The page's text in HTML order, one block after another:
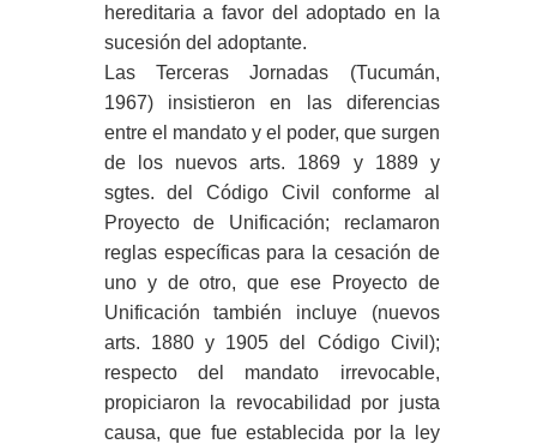
hereditaria a favor del adoptado en la
sucesión del adoptante.
Las Terceras Jornadas (Tucumán,
1967) insistieron en las diferencias
entre el mandato y el poder, que surgen
de los nuevos arts. 1869 y 1889 y
sgtes. del Código Civil conforme al
Proyecto de Unificación; reclamaron
reglas específicas para la cesación de
uno y de otro, que ese Proyecto de
Unificación también incluye (nuevos
arts. 1880 y 1905 del Código Civil);
respecto del mandato irrevocable,
propiciaron la revocabilidad por justa
causa, que fue establecida por la ley